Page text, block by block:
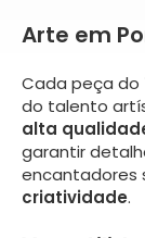
Arte em
Cada peça do
do talento
alta
garantir
encantadores
criatividade.